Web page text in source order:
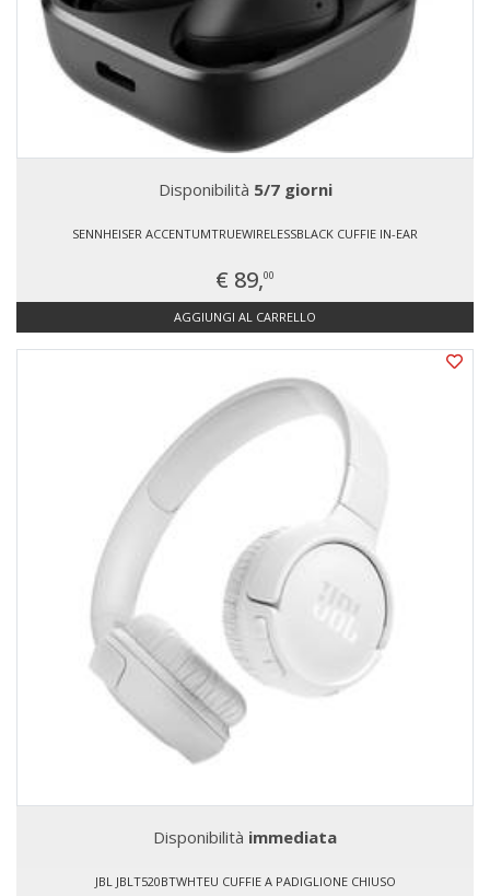
Disponibilità 5/7 giorni
SENNHEISER ACCENTUMTRUEWIRELESSBLACK CUFFIE IN-EAR
€ 89,00
AGGIUNGI AL CARRELLO
Disponibilità immediata
JBL JBLT520BTWHTEU CUFFIE A PADIGLIONE CHIUSO